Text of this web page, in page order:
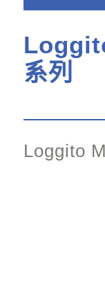
系列
Loggito